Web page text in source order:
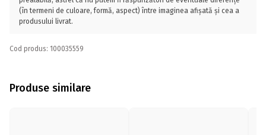
(în termeni de culoare, formă, aspect) între imaginea afișată și cea a
produsului livrat.
Cod produs: 100035559
Produse similare